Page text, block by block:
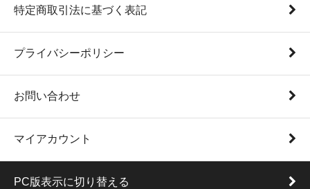
特定商取引法に基づく表記
プライバシーポリシー
お問い合わせ
マイアカウント
PC版表示に切り替える